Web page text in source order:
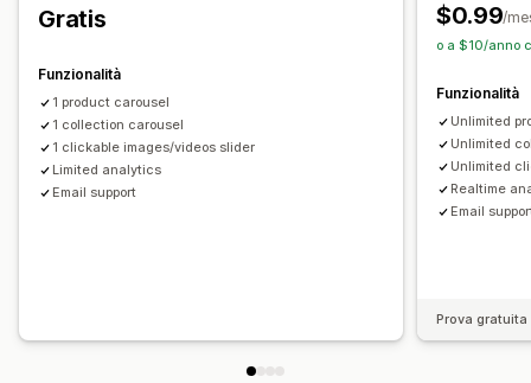
Gratis
Funzionalità
1 product carousel
1 collection carousel
1 clickable images/videos slider
Limited analytics
Email support
$0.99/
o a $10/anno
Funzionalità
Unlimited
Unlimited
Unlimited
Realtime
Email
Prova